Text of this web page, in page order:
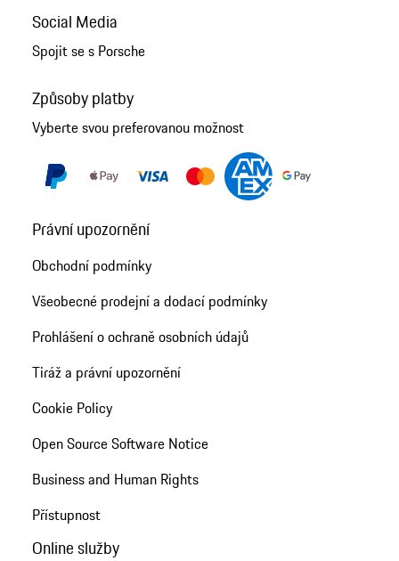
Social Media
Spojit se s Porsche
Způsoby platby
Vyberte svou preferovanou možnost
Právní upozornění
Obchodní podmínky
Všeobecné prodejní a dodací podmínky
Prohlášení o ochraně osobních údajů
Tiráž a právní upozornění
Cookie Policy
Open Source Software Notice
Business and Human Rights
Přístupnost
Online služby